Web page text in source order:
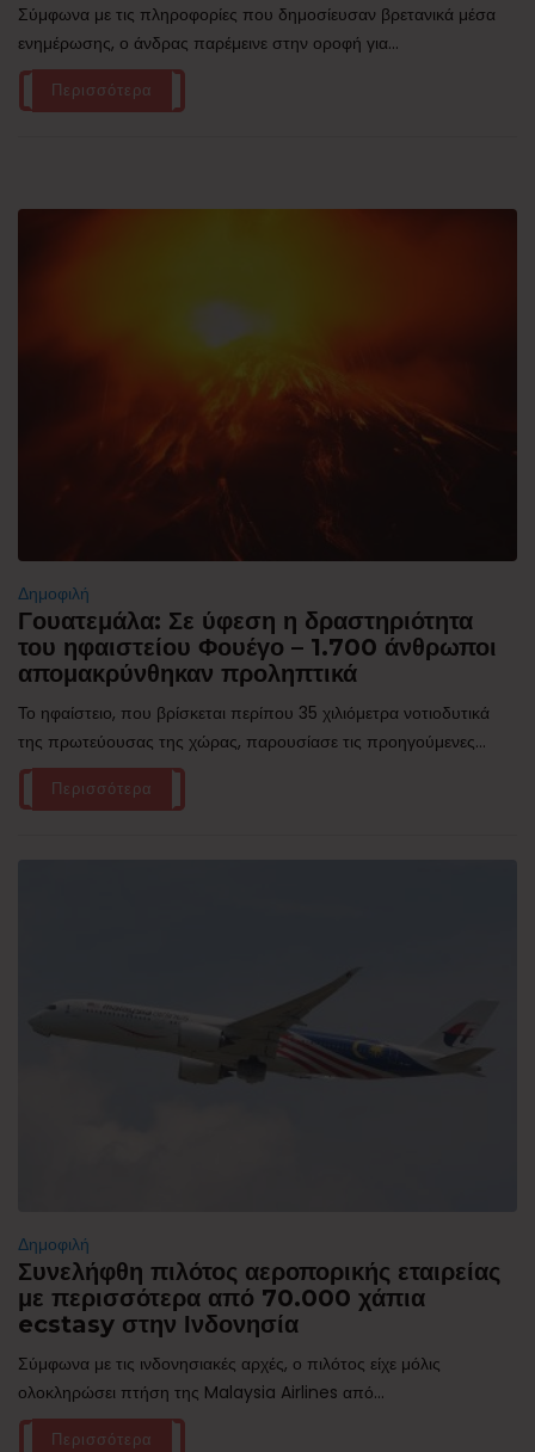
Σύμφωνα με τις πληροφορίες που δημοσίευσαν βρετανικά μέσα
ενημέρωσης, ο άνδρας παρέμεινε στην οροφή για...
Περισσότερα
Δημοφιλή
Γουατεμάλα: Σε ύφεση η δραστηριότητα
του ηφαιστείου Φουέγο – 1.700 άνθρωποι
απομακρύνθηκαν προληπτικά
Το ηφαίστειο, που βρίσκεται περίπου 35 χιλιόμετρα νοτιοδυτικά
της πρωτεύουσας της χώρας, παρουσίασε τις προηγούμενες...
Περισσότερα
Δημοφιλή
Συνελήφθη πιλότος αεροπορικής εταιρείας
με περισσότερα από 70.000 χάπια
ecstasy στην Ινδονησία
Σύμφωνα με τις ινδονησιακές αρχές, ο πιλότος είχε μόλις
ολοκληρώσει πτήση της Malaysia Airlines από...
Περισσότερα